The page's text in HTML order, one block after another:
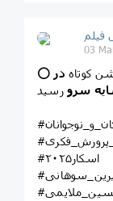
فیلم
03
کوتاه در
سرو رسید
#اسکار۲۰۲۵